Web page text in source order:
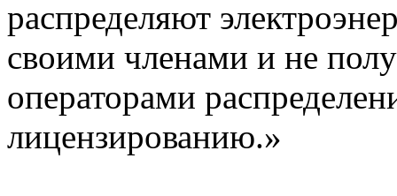
распределяют
своими членами и не
операторами
лицензированию.»